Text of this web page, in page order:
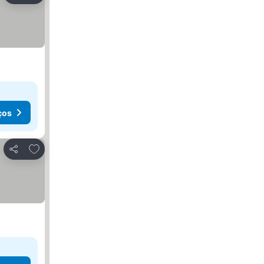
Partilhar
Adicionar aos favoritos